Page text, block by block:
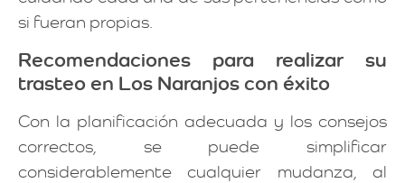
si fueran propias.
Recomendaciones para realizar su
trasteo en Los Naranjos con éxito
Con la planificación adecuada y los consejos
correctos, se puede simplificar
considerablemente cualquier mudanza, al